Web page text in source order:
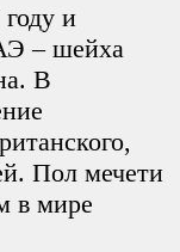
и
– шейха
В
Пол мечети
в мире